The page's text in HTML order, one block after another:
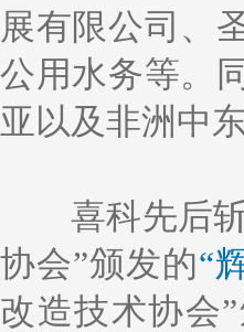
展有限公司、
公用水务等。
亚以及非洲中
喜科先后
协会”颁发的“
改造技术协会